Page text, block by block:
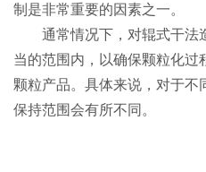
制是非常重要的因素之一。
通常情况下，对辊式干法
当的范围内，以确保颗粒化过
颗粒产品。具体来说，对于不
保持范围会有所不同。